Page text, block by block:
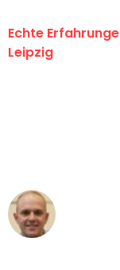
Echte
Leipzig